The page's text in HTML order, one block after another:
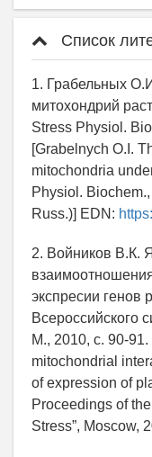
Список
1. Грабельных
митохондрий
Stress Physiol.
[Grabelnych O.I.
mitochondria
Physiol.
Russ.)] EDN:
2. Войников В.К.
экспресии генов
Всероссийского
М., 2010, с. 90-
mitochondrial
of expression of
Proceedings of
Stress”, Moscow,